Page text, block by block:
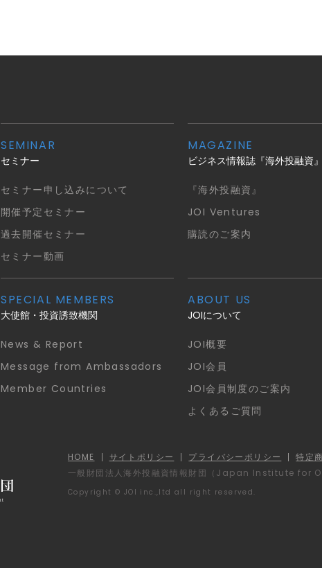
SEMINAR
セミナー
セミナー申し込みについて
開催予定セミナー
過去開催セミナー
セミナー動画
MAGAZINE
ビジネス情報誌『海外投融資』
『海外投融資』
JOI Ventures
購読のご案内
SPECIAL MEMBERS
大使館・投資誘致機関
News & Report
Message from Ambassadors
Member Countries
ABOUT US
JOIについて
JOI概要
JOI会員
JOI会員制度のご案内
よくあるご質問
HOME サイトポリシー プライバシーポリシー 特定
一般財団法人海外投融資情報財団 （Japan Institute for
Copyright © JOI inc.,ltd all right reserved.